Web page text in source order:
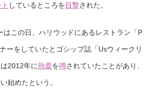
しているところを目撃された。
はこの日、ハリウッドにあるレストラン「P
ーをしていたとゴシップ誌「Usウィークリ
2012年に熱愛を噂されていたことがあり、
始めたという。